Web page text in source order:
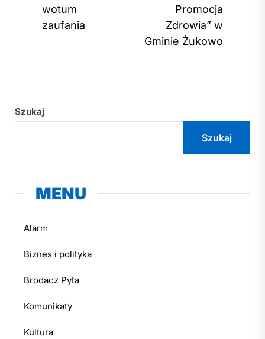
post:wotum
zaufania
Promocja
Zdrowia” w
Gminie Żukowo
Szukaj
Szukaj
MENU
Alarm
Biznes i polityka
Brodacz Pyta
Komunikaty
Kultura